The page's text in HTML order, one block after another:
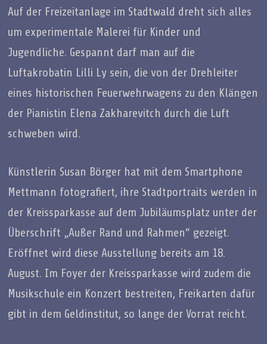
Auf der Freizeitanlage im Stadtwald dreht sich alles
um experimentale Malerei für Kinder und
Jugendliche. Gespannt darf man auf die
Luftakrobatin Lilli Ly sein, die von der Drehleiter
eines historischen Feuerwehrwagens zu den Klängen
der Pianistin Elena Zakharevitch durch die Luft
schweben wird.
Künstlerin Susan Börger hat mit dem Smartphone
Mettmann fotografiert, ihre Stadtportraits werden in
der Kreissparkasse auf dem Jubiläumsplatz unter der
Überschrift „Außer Rand und Rahmen“ gezeigt.
Eröffnet wird diese Ausstellung bereits am 18.
August. Im Foyer der Kreissparkasse wird zudem die
Musikschule ein Konzert bestreiten, Freikarten dafür
gibt in dem Geldinstitut, so lange der Vorrat reicht.